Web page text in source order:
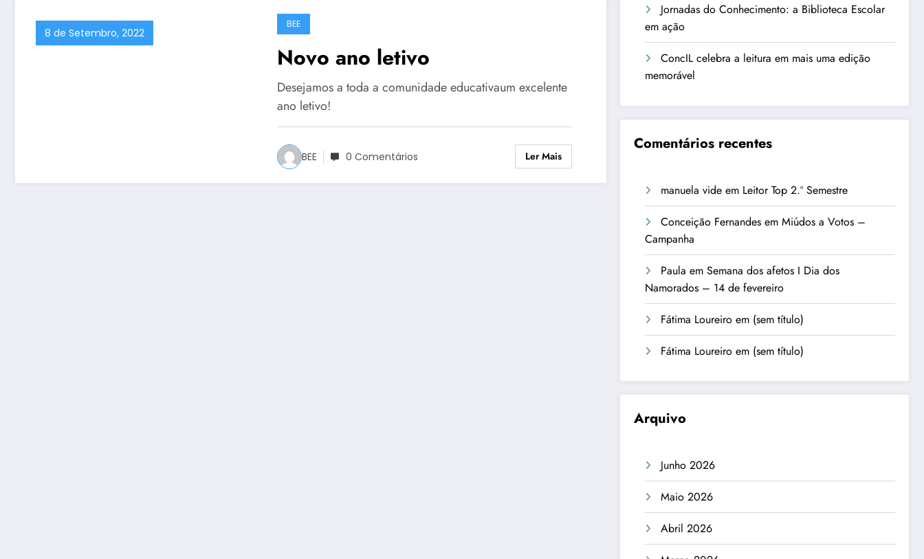
8 de Setembro, 2022
BEE
Novo ano letivo
Desejamos a toda a comunidade educativaum excelente
ano letivo!
BEE 0 Comentários Ler Mais
Jornadas do Conhecimento: a Biblioteca Escolar
em ação
ConcIL celebra a leitura em mais uma edição
memorável
Comentários recentes
manuela vide em Leitor Top 2.º Semestre
Conceição Fernandes emMiúdos a Votos –
Campanha
Paula emSemana dos afetos I Dia dos
Namorados – 14 de fevereiro
Fátima Loureiro em (sem título)
Fátima Loureiro em (sem título)
Arquivo
Junho 2026
Maio 2026
Abril 2026